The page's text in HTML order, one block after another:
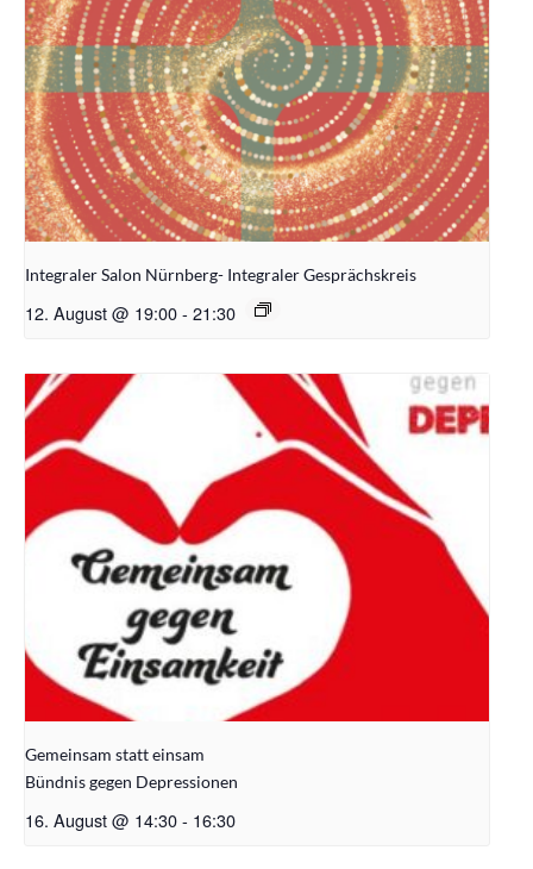
Integraler Salon Nürnberg- Integraler Gesprächskreis
12. August @ 19:00- 21:30
Gemeinsam statt einsam
Bündnis gegen Depressionen
16. August @ 14:30- 16:30